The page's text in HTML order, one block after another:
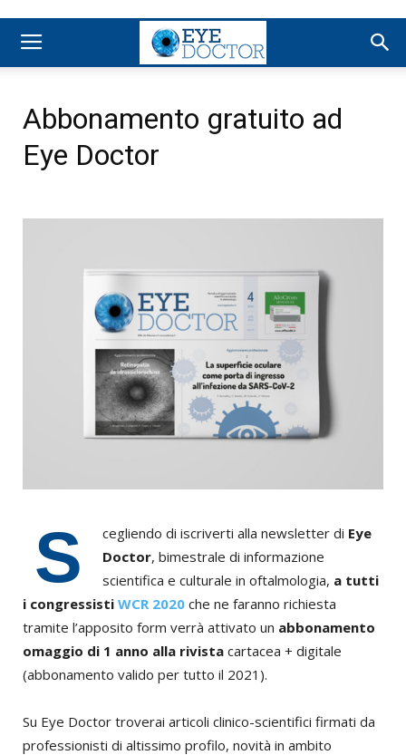
Abbonamento gratuito ad
Eye Doctor
S cegliendo di iscriverti alla newsletter di Eye
Doctor, bimestrale di informazione
scientifica e culturale in oftalmologia, a tutti
i congressisti WCR 2020 che ne faranno richiesta
tramite l’apposito form verrà attivato un abbonamento
omaggio di 1 anno alla rivista cartacea + digitale
(abbonamento valido per tutto il 2021).
Su Eye Doctor troverai articoli clinico-scientifici firmati da
professionisti di altissimo profilo, novità in ambito